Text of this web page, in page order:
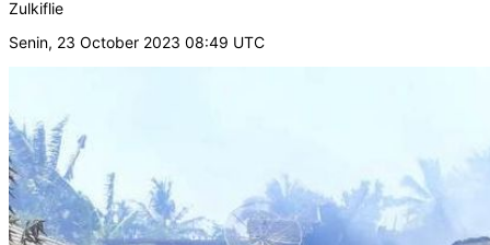
Zulkiflie
Senin, 23 October 2023 08:49 UTC